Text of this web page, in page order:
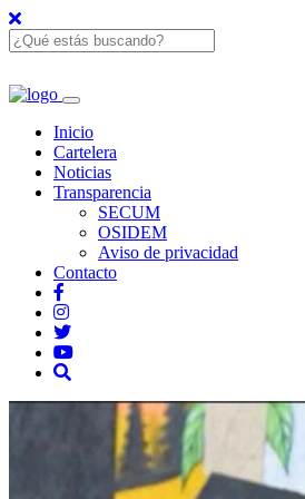
Inicio
Cartelera
Noticias
Transparencia
SECUM
OSIDEM
Aviso de privacidad
Contacto